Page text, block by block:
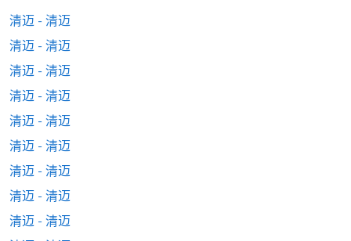
清迈 - 清迈
清迈 - 清迈
清迈 - 清迈
清迈 - 清迈
清迈 - 清迈
清迈 - 清迈
清迈 - 清迈
清迈 - 清迈
清迈 - 清迈